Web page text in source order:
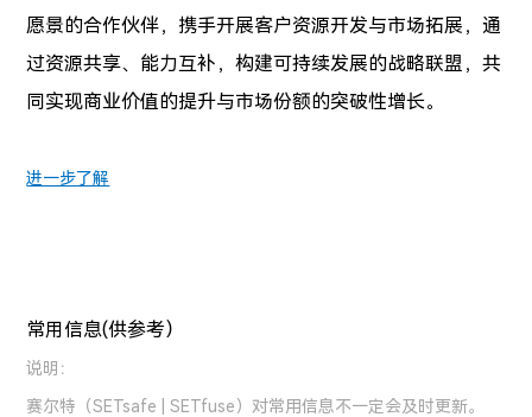
愿景的合作伙伴，携手开展客户资源开发与市场拓展，通
过资源共享、能力互补，构建可持续发展的战略联盟，共
同实现商业价值的提升与市场份额的突破性增长。
进一步了解
常用信息(供参考）
说明：
赛尔特（SETsafe | SETfuse）对常用信息不一定会及时更新。